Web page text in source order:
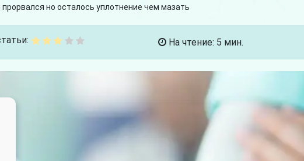
прорвался но осталось уплотнение чем мазать
На чтение: 5 мин.